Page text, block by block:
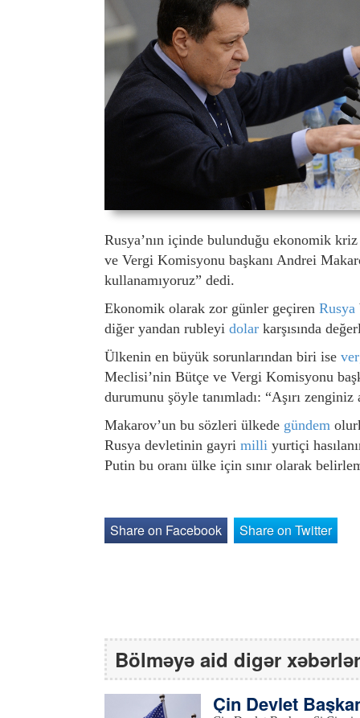
Rusya’nın içinde bulunduğu ekonomik
ve Vergi Komisyonu başkanı Andrei
kullanamıyoruz” dedi.
Ekonomik olarak zor günler geçiren Rusya
diğer yandan rubleyi dolar karşısında
Ülkenin en büyük sorunlarından biri ise
Meclisi’nin Bütçe ve Vergi Komisyonu
durumunu şöyle tanımladı: “Aşırı
Makarov’un bu sözleri ülkede gündem
Rusya devletinin gayri milli yurtiçi
Putin bu oranı ülke için sınır olarak
Share on Facebook Share on Twitter
Bölməyə aid digər xəbərlər
Çin Devlet